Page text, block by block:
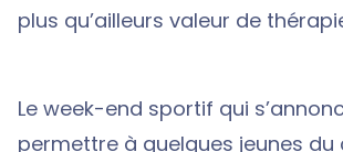
plus qu’ailleurs valeur de
Le week-end sportif qui
permettre à quelques jeunes du